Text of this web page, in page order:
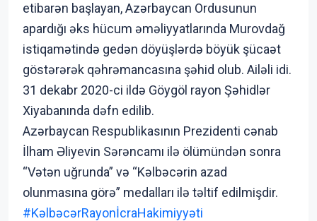
etibarən başlayan, Azərbaycan Ordusunun
apardığı əks hücum əməliyyatlarında Murovdağ
istiqamətində gedən döyüşlərdə böyük şücaət
göstərərək qəhrəmancasına şəhid olub. Ailəli idi.
31 dekabr 2020-ci ildə Göygöl rayon Şəhidlər
Xiyabanında dəfn edilib.
Azərbaycan Respublikasının Prezidenti cənab
İlham Əliyevin Sərəncamı ilə ölümündən sonra
“Vətən uğrunda” və “Kəlbəcərin azad
olunmasına görə” medalları ilə təltif edilmişdir.
#KəlbəcərRayonİcraHakimiyyəti